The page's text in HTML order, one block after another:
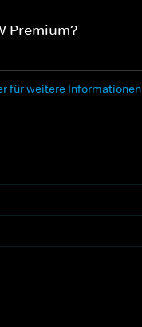
Premium?
für weitere Informationen